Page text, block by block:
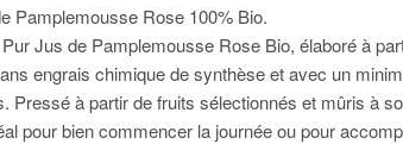
Pamplemousse Rose 100% Bio.
Jus de Pamplemousse Rose Bio, élaboré à
engrais chimique de synthèse et avec un
Pressé à partir de fruits sélectionnés et mûris à
pour bien commencer la journée ou pour